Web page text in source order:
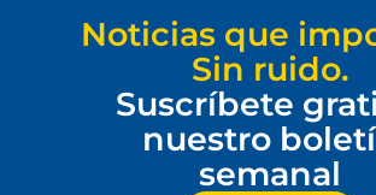
Noticias que
Sin ruido.
Suscríbete
nuestro
semanal